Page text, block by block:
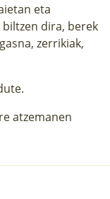
eta
dira, berek
zerrikiak,
atzemanen